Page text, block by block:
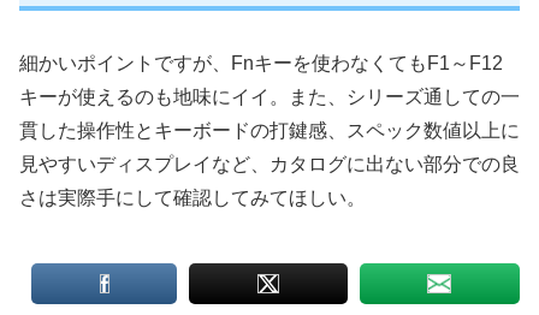
細かいポイントですが、Fnキーを使わなくてもF1～F12
キーが使えるのも地味にイイ。また、シリーズ通しての一
貫した操作性とキーボードの打鍵感、スペック数値以上に
見やすいディスプレイなど、カタログに出ない部分での良
さは実際手にして確認してみてほしい。